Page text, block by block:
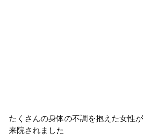
たくさんの身体の不調を抱えた女性が
来院されました